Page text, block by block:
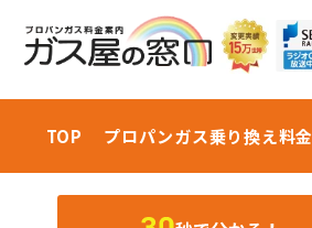
TOP プロパンガス乗り換え料金